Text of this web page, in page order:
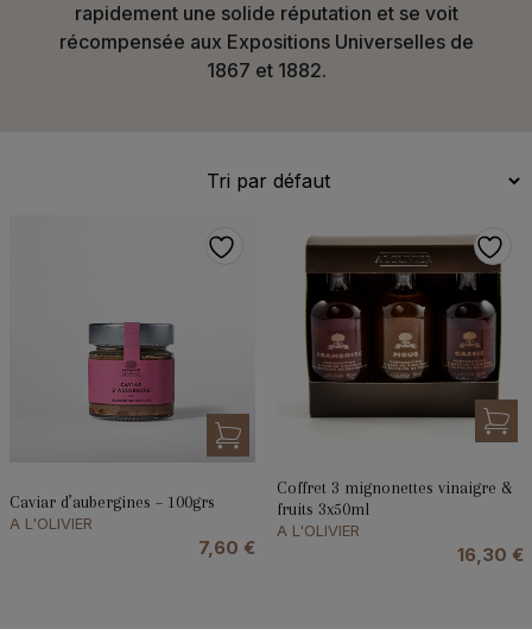
rapidement une solide réputation et se voit
récompensée aux Expositions Universelles de
1867 et 1882.
Caviar d’aubergines – 100grs
A L'OLIVIER
7,60 €
Coffret 3 mignonettes vinaigre &
fruits 3x50ml
A L'OLIVIER
16,30 €